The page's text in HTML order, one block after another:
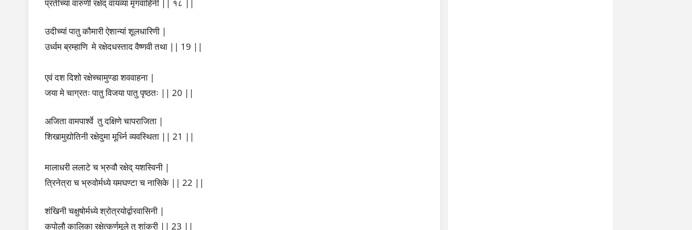
प्रतीच्यां वारुणी रक्षेद् वायव्यां मृगवाहिनी || १८ ||
उदीच्यां पातु कौमारी ऐशान्यां शूलधारिणी |
उर्ध्वम ब्रम्हाणि मे रक्षेदधस्ताद वैष्णवी तथा || 19 ||
एवं दश दिशो रक्षेच्चामुण्डा शववाहना |
जया मे चाग्रतः पातु विजया पातु पृष्ठतः || 20 ||
अजिता वामपार्श्वे तु दक्षिणे चापराजिता |
शिखामुद्योतिनी रक्षेदुमा मूर्ध्नि व्यवस्थिता || 21 ||
मालाधरी ललाटे च भ्रुवौ रक्षेद् यशस्विनी |
त्रिनेत्रा च भ्रुवोर्मध्ये यमघण्टा च नासिके || 22 ||
शंखिनी चक्षुषोर्मध्ये श्रोत्रयोर्द्वारवासिनी |
कपोलौ कालिका रक्षेत्कर्णमूले तु शांकरी || 23 ||